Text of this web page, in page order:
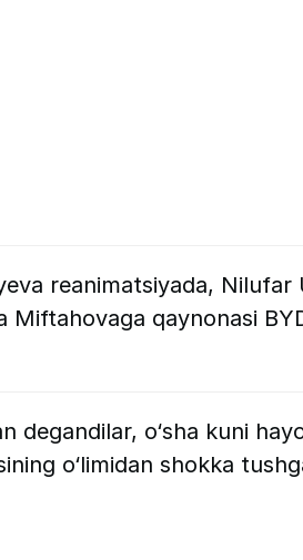
reanimatsiyada, Nilufar
Miftahovaga qaynonasi
degandilar, o‘sha kuni
o‘limidan shokka